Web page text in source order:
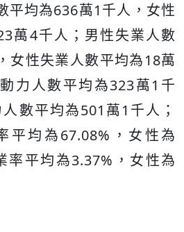
平均為636萬1千人，女性
萬4千人；男性失業人數
女性失業人數平均為18萬
力人數平均為323萬1千
數平均為501萬1千人；
平均為67.08%，女性為
率平均為3.37%，女性為